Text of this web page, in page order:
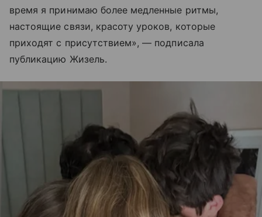
время я принимаю более медленные ритмы,
настоящие связи, красоту уроков, которые
приходят с присутствием», — подписала
публикацию Жизель.